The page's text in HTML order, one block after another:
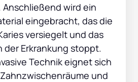
wird ein
eingebracht, das die
versiegelt und das
der Erkrankung stoppt.
Technik eignet sich
und